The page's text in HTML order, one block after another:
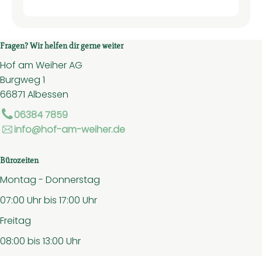
Fragen? Wir helfen dir gerne weiter
Hof am Weiher AG
Burgweg 1
66871 Albessen
06384 7859
info@hof-am-weiher.de
Bürozeiten
Montag - Donnerstag
07:00 Uhr bis 17:00 Uhr
Freitag
08:00 bis 13:00 Uhr